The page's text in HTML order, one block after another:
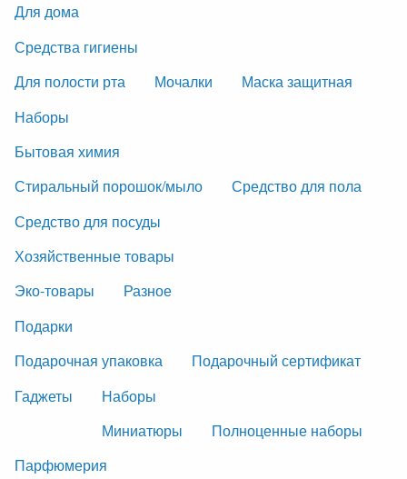
Для дома
Средства гигиены
Для полости рта
Мочалки
Маска защитная
Наборы
Бытовая химия
Стиральный порошок/мыло
Средство для пола
Средство для посуды
Хозяйственные товары
Эко-товары
Разное
Подарки
Подарочная упаковка
Подарочный сертификат
Гаджеты
Наборы
Миниатюры
Полноценные наборы
Парфюмерия